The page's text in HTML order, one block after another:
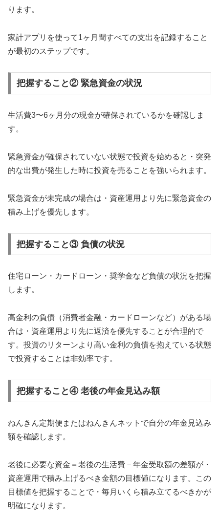
ります。
家計アプリを使って1ヶ月間すべての支出を記録すること
が最初のステップです。
把握すること② 緊急資金の状況
生活費3〜6ヶ月分の現金が確保されているかを確認しま
す。
緊急資金が確保されていない状態で投資を始めると・突発
的な出費が発生した時に投資を売ることを強いられます。
緊急資金が未完成の場合は・資産運用より先に緊急資金の
積み上げを優先します。
把握すること③ 負債の状況
住宅ローン・カードローン・奨学金など負債の状況を把握
します。
高金利の負債（消費者金融・カードローンなど）がある場
合は・資産運用より先に返済を優先することが合理的で
す。投資のリターンより高い金利の負債を抱えている状態
で投資することは非効率です。
把握すること④ 老後の年金見込み額
ねんきん定期便またはねんきんネットで自分の年金見込み
額を確認します。
老後に必要な資金＝老後の生活費－年金受取額の差額が・
資産運用で積み上げるべき金額の目標値になります。この
目標値を把握することで・毎月いくら積み立てるべきかが
明確になります。